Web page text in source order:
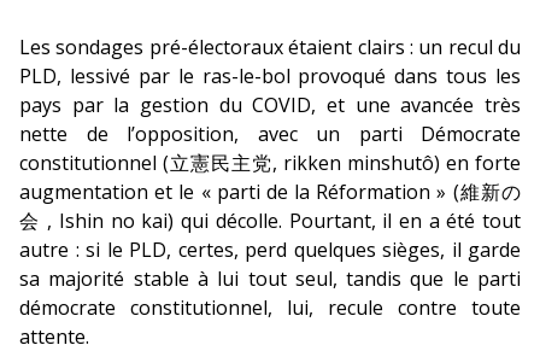
Les sondages pré-électoraux étaient clairs : un recul du
PLD, lessivé par le ras-le-bol provoqué dans tous les
pays par la gestion du COVID, et une avancée très
nette de l’opposition, avec un parti Démocrate
constitutionnel (立憲民主党, rikken minshutô) en forte
augmentation et le « parti de la Réformation » (維新の
会 , Ishin no kai) qui décolle. Pourtant, il en a été tout
autre : si le PLD, certes, perd quelques sièges, il garde
sa majorité stable à lui tout seul, tandis que le parti
démocrate constitutionnel, lui, recule contre toute
attente.